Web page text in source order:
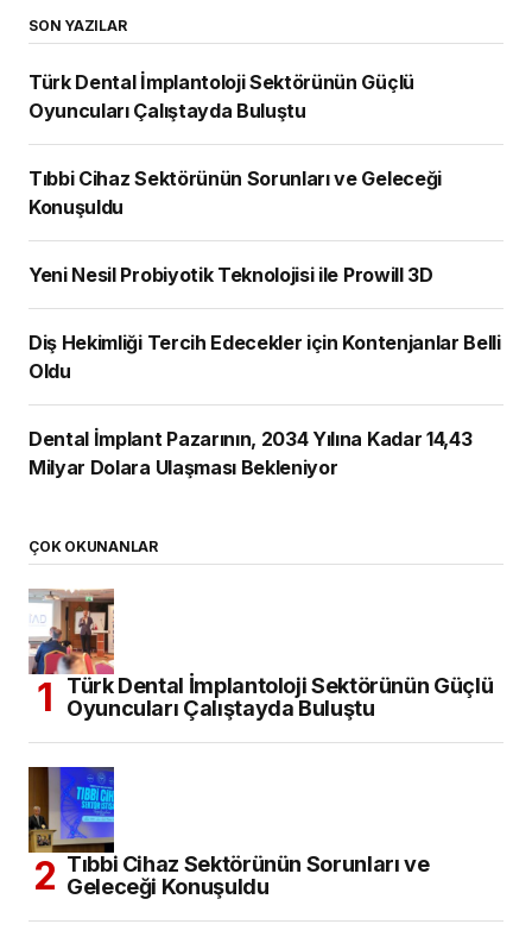
SON YAZILAR
Türk Dental İmplantoloji Sektörünün Güçlü
Oyuncuları Çalıştayda Buluştu
Tıbbi Cihaz Sektörünün Sorunları ve Geleceği
Konuşuldu
Yeni Nesil Probiyotik Teknolojisi ile Prowill 3D
Diş Hekimliği Tercih Edecekler için Kontenjanlar Belli
Oldu
Dental İmplant Pazarının, 2034 Yılına Kadar 14,43
Milyar Dolara Ulaşması Bekleniyor
ÇOK OKUNANLAR
Türk Dental İmplantoloji Sektörünün Güçlü
Oyuncuları Çalıştayda Buluştu
Tıbbi Cihaz Sektörünün Sorunları ve
Geleceği Konuşuldu